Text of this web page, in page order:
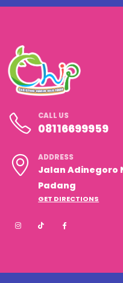
CALL US
08116699959
ADDRESS
Jalan Adinegoro
Padang
GET DIRECTIONS